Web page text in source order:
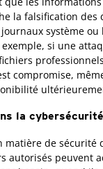
la falsification des
système
si une
compromise,
la cybersécurité
matière de sécurité
autorisés peuvent